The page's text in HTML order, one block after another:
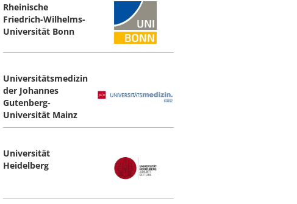
Rheinische
Friedrich-Wilhelms-
Universität Bonn
Universitätsmedizin
der Johannes
Gutenberg-
Universität Mainz
Universität
Heidelberg